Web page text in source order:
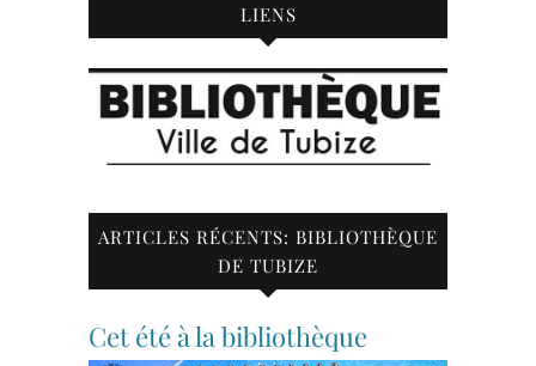
LIENS
ARTICLES RÉCENTS: BIBLIOTHÈQUE
DE TUBIZE
Cet été à la bibliothèque